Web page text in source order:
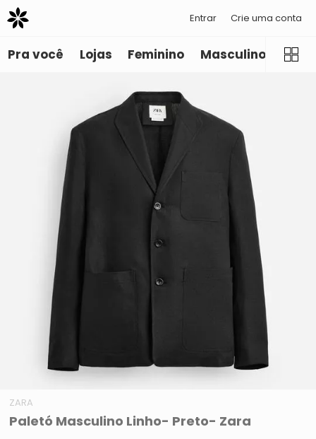
Entrar Crie uma conta
Pra você Lojas Feminino Masculino
ZARA
Paletó Masculino Linho- Preto- Zara